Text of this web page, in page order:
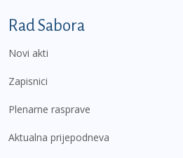
Podnožje prvi izbornik
Rad Sabora
Novi akti
Zapisnici
Plenarne rasprave
Aktualna prijepodneva